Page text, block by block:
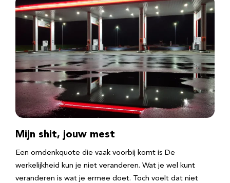
Mijn shit, jouw mest
Een omdenkquote die vaak voorbij komt is De
werkelijkheid kun je niet veranderen. Wat je wel kunt
veranderen is wat je ermee doet. Toch voelt dat niet